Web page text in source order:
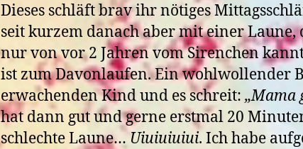
Dieses schläft brav ihr nötiges
seit kurzem danach aber mit einer Laune,
nur von vor 2 Jahren vom Sirenchen
ist zum Davonlaufen. Ein wohlwollender
erwachenden Kind und es schreit: „Mama
hat dann gut und gerne erstmal 20
schlechte Laune…Uiuiuiuiui. Ich habe